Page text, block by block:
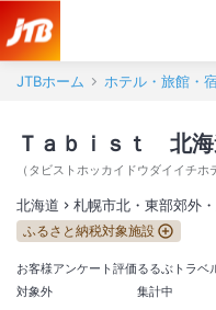
JTBホーム ホテル・旅館・
Ｔａｂｉｓｔ 北海
（ タビストホッカイドウダイイチホ
北海道 札幌市北・東部郊外
ふるさと納税対象施設
お客様アンケート評価
対象外
るるぶトラベ
集計中